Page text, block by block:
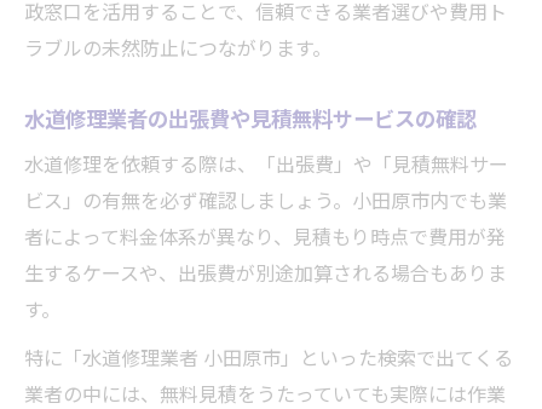
政窓口を活用することで、信頼できる業者選びや費用ト
ラブルの未然防止につながります。
水道修理業者の出張費や見積無料サービスの確認
水道修理を依頼する際は、「出張費」や「見積無料サー
ビス」の有無を必ず確認しましょう。小田原市内でも業
者によって料金体系が異なり、見積もり時点で費用が発
生するケースや、出張費が別途加算される場合もありま
す。
特に「水道修理業者 小田原市」といった検索で出てくる
業者の中には、無料見積をうたっていても実際には作業